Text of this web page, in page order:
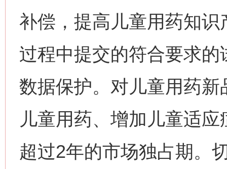
补偿，提高儿童用药知
过程中提交的符合要求
数据保护。对儿童用药
儿童用药、增加儿童适
超过2年的市场独占期。